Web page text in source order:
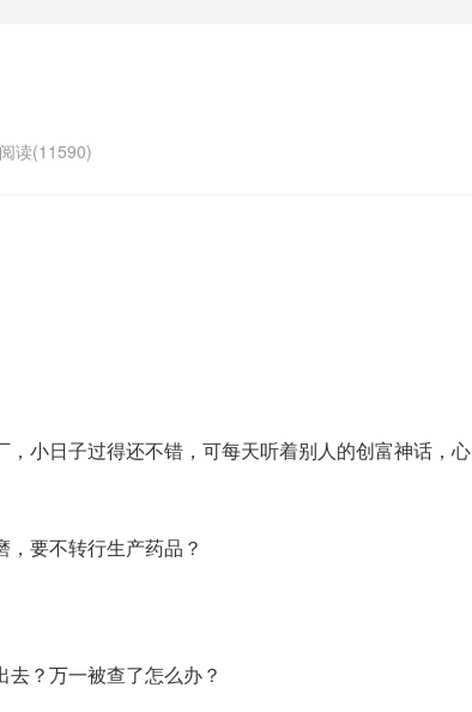
阅读(11590)
小日子过得还不错，可每天听着别人的创富神话，心
要不转行生产药品？
？万一被查了怎么办？